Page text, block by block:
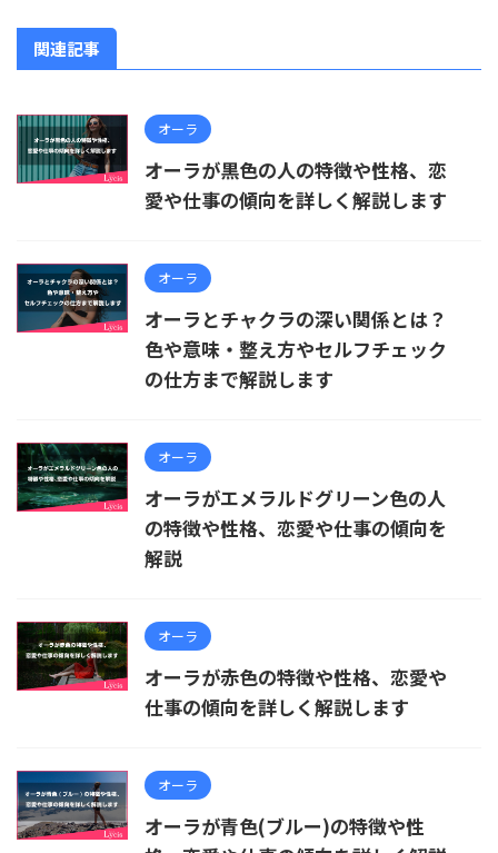
関連記事
オーラ
オーラが黒色の人の特徴や性格、恋
愛や仕事の傾向を詳しく解説します
オーラ
オーラとチャクラの深い関係とは？
色や意味・整え方やセルフチェック
の仕方まで解説します
オーラ
オーラがエメラルドグリーン色の人
の特徴や性格、恋愛や仕事の傾向を
解説
オーラ
オーラが赤色の特徴や性格、恋愛や
仕事の傾向を詳しく解説します
オーラ
オーラが青色(ブルー)の特徴や性